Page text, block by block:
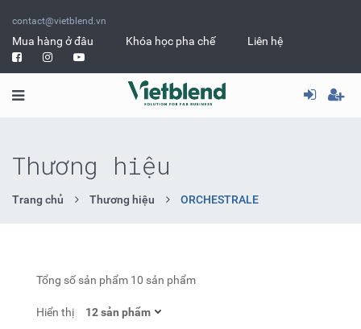
contact@vietblend.vn
Mua hàng ở đâu Khóa học pha chế Liên hệ
Thương hiệu
Trang chủ Thương hiệu ORCHESTRALE
Tổng số sản phẩm 10 sản phẩm
Hiển thị